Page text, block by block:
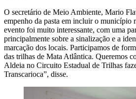
O secretário de Meio Ambiente, Mario
empenho da pasta em incluir o município
evento foi muito interessante, com uma
principalmente sobre a sinalização e a
marcação dos locais. Participamos de
das trilhas de Mata Atlântica. Queremos
Aldeia no Circuito Estadual de Trilhas
Transcarioca”, disse.